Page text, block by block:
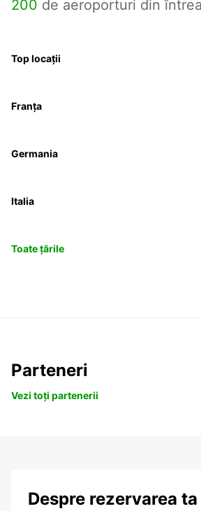
200 de aeroporturi din
Top locații
Franța
Germania
Italia
Toate țările
Parteneri
Vezi toți partenerii
Despre rezervarea ta